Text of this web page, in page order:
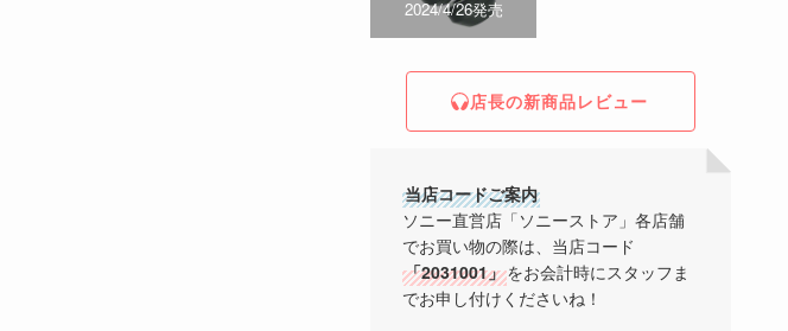
2024/4/26発売
店長の新商品レビュー
当店コードご案内
ソニー直営店「ソニーストア」各店舗
でお買い物の際は、当店コード
「2031001」をお会計時にスタッフま
でお申し付けくださいね！